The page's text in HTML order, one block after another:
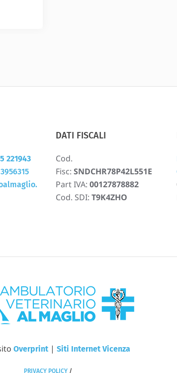
221943
DATI FISCALI
Cod.
Fisc:SNDCHR78P42L551E
Part IVA:00127878882
Cod. SDI:T9K4ZHO
Overprint| Siti Internet Vicenza
PRIVACY POLICY/